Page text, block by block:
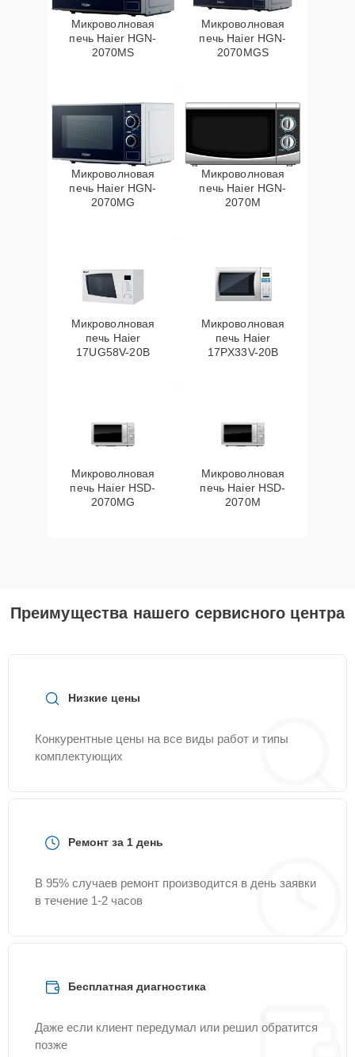
Микроволновая
печь Haier HGN-
2070MS
Микроволновая
печь Haier HGN-
2070MGS
Микроволновая
печь Haier HGN-
2070MG
Микроволновая
печь Haier HGN-
2070M
Микроволновая
печь Haier
17UG58V-20B
Микроволновая
печь Haier
17PX33V-20B
Микроволновая
печь Haier HSD-
2070MG
Микроволновая
печь Haier HSD-
2070M
Преимущества нашего сервисного центра
Низкие цены
Конкурентные цены на все виды работ и типы
комплектующих
Ремонт за 1 день
В 95% случаев ремонт производится в день заявки
в течение 1-2 часов
Бесплатная диагностика
Даже если клиент передумал или решил обратится
позже